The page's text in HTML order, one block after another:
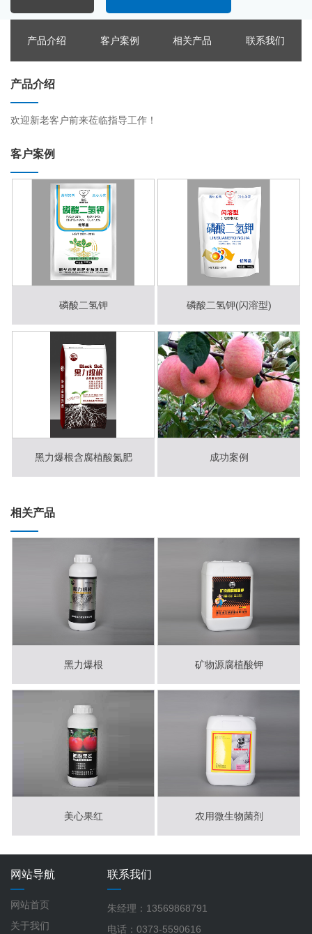
产品介绍 客户案例 相关产品 联系我们
产品介绍
欢迎新老客户前来莅临指导工作！
客户案例
磷酸二氢钾 磷酸二氢钾(闪溶型)
黑力爆根含腐植酸氮肥 成功案例
相关产品
黑力爆根 矿物源腐植酸钾
美心果红 农用微生物菌剂
网站导航
网站首页
关于我们
联系我们
朱经理：13569868791
电话：0373-5590616